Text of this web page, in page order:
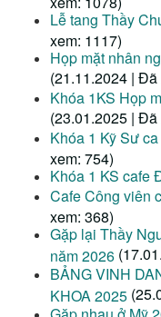
Lễ tang Thầy
xem: 1117)
Họp mặt nhân
(21.11.2024 | Đã
Khóa 1KS Họp
(23.01.2025 | Đã
Khóa 1 Kỹ Sư
xem: 754)
Khóa 1 KS cafe
Cafe Công viên
xem: 368)
Gặp lại Thầy
năm 2026
BẢNG VINH
KHOA 2025